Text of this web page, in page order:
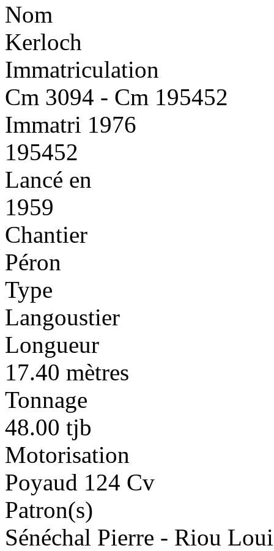
Nom
Kerloch
Immatriculation
Cm 3094 - Cm 195452
Immatri 1976
195452
Lancé en
1959
Chantier
Péron
Type
Langoustier
Longueur
17.40 mètres
Tonnage
48.00 tjb
Motorisation
Poyaud 124 Cv
Patron(s)
Sénéchal Pierre - Riou